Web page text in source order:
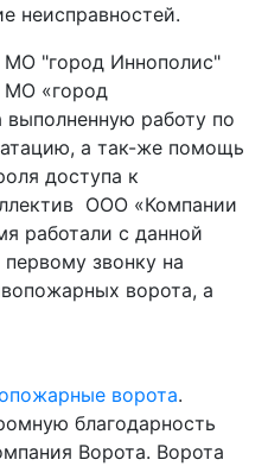
неисправностей.
МО "город Иннополис"
МО «город
выполненную работу по
а так-же помощь
доступа к
ООО «Компании
работали с данной
звонку на
ворота, а
ворота.
благодарность
Ворота. Ворота